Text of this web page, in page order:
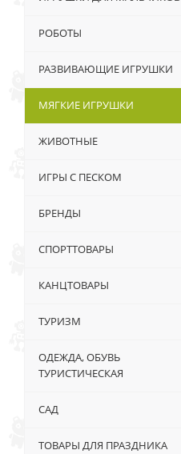
РОБОТЫ
РАЗВИВАЮЩИЕ ИГРУШКИ
МЯГКИЕ ИГРУШКИ
ЖИВОТНЫЕ
ИГРЫ С ПЕСКОМ
БРЕНДЫ
СПОРТТОВАРЫ
КАНЦТОВАРЫ
ТУРИЗМ
ОДЕЖДА, ОБУВЬ
ТУРИСТИЧЕСКАЯ
САД
ТОВАРЫ ДЛЯ ПРАЗДНИКА